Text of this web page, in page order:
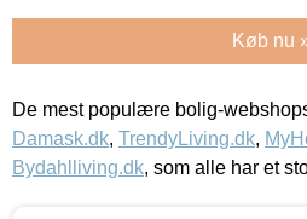
Køb nu
De mest populære bolig-
Damask.dk, TrendyLiving.dk,
Bydahlliving.dk, som alle har et